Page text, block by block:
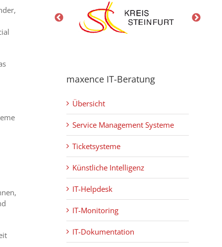
maxence IT-Beratung
Übersicht
Service Management Systeme
Ticketsysteme
Künstliche Intelligenz
IT-Helpdesk
IT-Monitoring
IT-Dokumentation